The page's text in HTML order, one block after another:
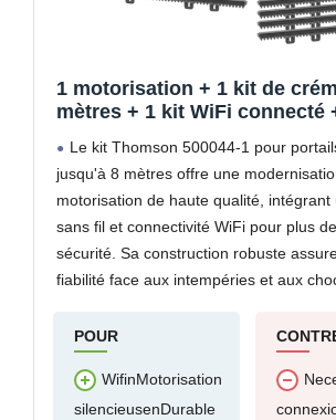
1 motorisation + 1 kit de
mètres + 1 kit WiFi connecté
Le kit Thomson 500044-1 pour
jusqu'à 8 mètres offre une
motorisation de haute qualité, intégrant
sans fil et connectivité WiFi pour plus
sécurité. Sa construction robuste
fiabilité face aux intempéries et aux
POUR
WifinMotorisation
silencieusenDurable